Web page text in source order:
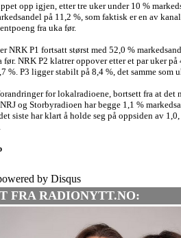
opp igjen, etter tre uker under 10 %
på 11,2 %, som faktisk er en av
fra uka før.
NRK P1 fortsatt størst med 52,0 %
NRK P2 klatrer oppover etter et par uker
%. P3 ligger stabilt på 8,4 %, det samme som
for lokalradioene, bortsett fra at det
og Storbyradioen har begge 1,1 %
siste har klart å holde seg på oppsiden av
by Disqus
FRA RADIONYTT.NO: